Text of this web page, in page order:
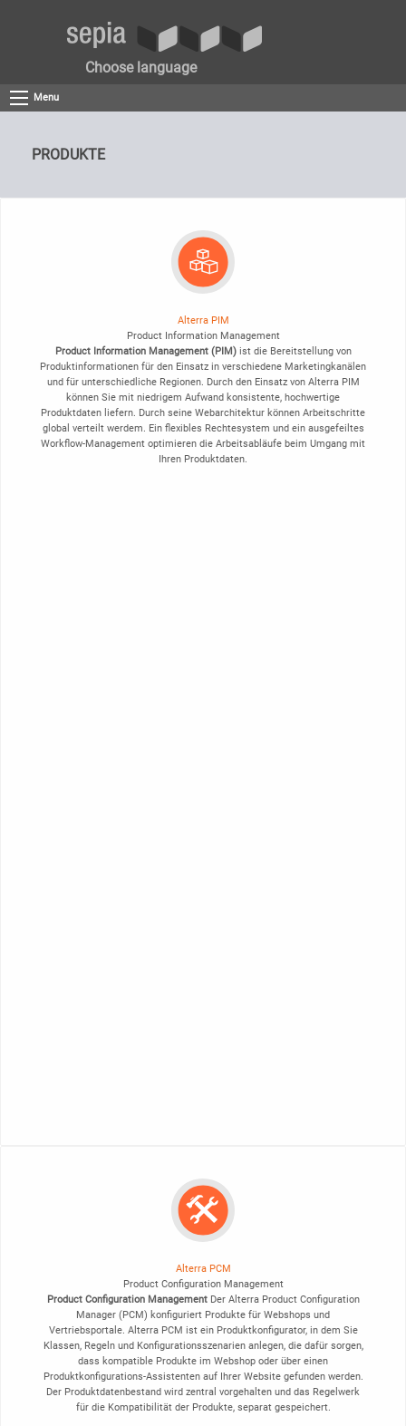
Choose language
Menu
PRODUKTE
Alterra PIM
Product Information Management
Product Information Management (PIM)ist die Bereitstellung von
Produktinformationen für den Einsatz in verschiedene Marketingkanälen
und für unterschiedliche Regionen. Durch den Einsatz von Alterra PIM
können Sie mit niedrigem Aufwand konsistente, hochwertige
Produktdaten liefern. Durch seine Webarchitektur können Arbeitschritte
global verteilt werdem. Ein flexibles Rechtesystem und ein ausgefeiltes
Workflow-Management optimieren die Arbeitsabläufe beim Umgang mit
Ihren Produktdaten.
Alterra PCM
Product Configuration Management
Product Configuration ManagementDer Alterra Product Configuration
Manager (PCM) konfiguriert Produkte für Webshops und
Vertriebsportale. Alterra PCM ist ein Produktkonfigurator, in dem Sie
Klassen, Regeln und Konfigurationsszenarien anlegen, die dafür sorgen,
dass kompatible Produkte im Webshop oder über einen
Produktkonfigurations-Assistenten auf Ihrer Website gefunden werden.
Der Produktdatenbestand wird zentral vorgehalten und das Regelwerk
für die Kompatibilität der Produkte, separat gespeichert.